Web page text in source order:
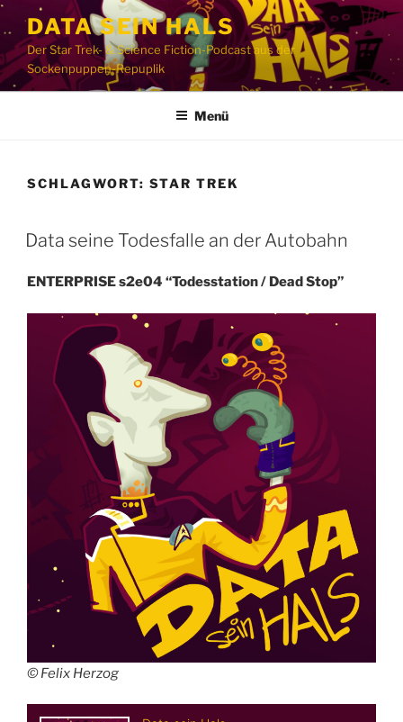
Zum
Inhalt
springen
DATA SEIN HALS
Der Star Trek- & Science Fiction-Podcast aus der
Sockenpuppen-Repuplik
Menü
SCHLAGWORT: STAR TREK
Data seine Todesfalle an der Autobahn
ENTERPRISE s2e04 “Todesstation / Dead Stop”
© Felix Herzog